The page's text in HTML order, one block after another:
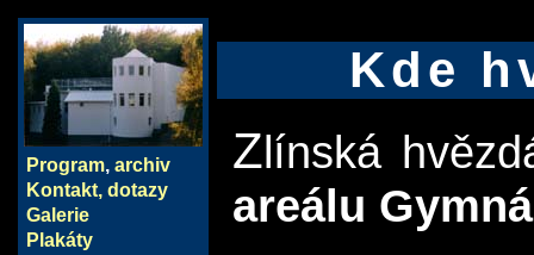
Program, archiv
Kontakt, dotazy
Galerie
Plakáty
Kde
Zlínská
areálu